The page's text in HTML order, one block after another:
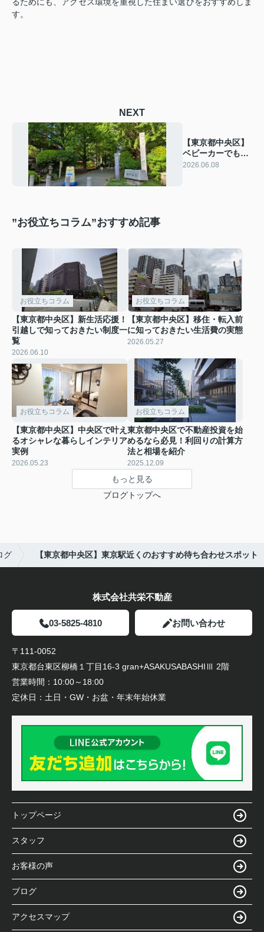
す。
NEXT
【東京都中央区】
ベビーカーでも安
心！バリアフリー
2026.06.08
”お役立ちコラム”おすすめ記事
お役立ちコラム
【東京都中央区】新生活応援！
引越しで知っておきたい制度一
覧
2026.06.10
お役立ちコラム
【東京都中央区】移住・転入前
に知っておきたい生活費の実態
2026.05.27
お役立ちコラム
【東京都中央区】中央区で叶え
るオシャレな暮らしインテリア
実例
2026.05.23
お役立ちコラム
東京都中央区で不動産投資を始
めるなら必見！利回りの計算方
法と相場を紹介
2025.12.09
もっと見る
ブログトップへ
グ 【東京都中央区】東京駅近くのおすすめ待ち合わせスポット
株式会社共栄不動産
03-5825-4810 お問い合わせ
〒111-0052
東京都台東区柳橋１丁目16-3 gran+ASAKUSABASHIⅢ 2階
営業時間： 10:00～18:00
定休日： 土日・GW・お盆・年末年始休業
トップページ
スタッフ
お客様の声
ブログ
アクセスマップ